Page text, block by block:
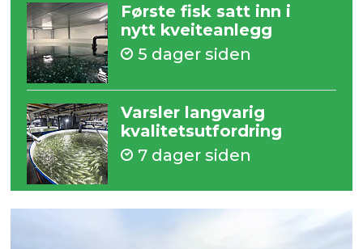
Første fisk satt inn i
nytt kveiteanlegg
5 dager siden
Varsler langvarig
kvalitetsutfordring
7 dager siden